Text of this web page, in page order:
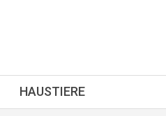
HAUSTIERE